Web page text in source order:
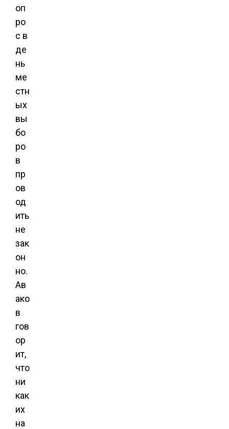
оп
ро
с в
де
нь
ме
стн
ых
вы
бо
ро
в
пр
ов
од
ить
не
зак
он
но.
Ав
ако
в
гов
ор
ит,
что
ни
как
их
на